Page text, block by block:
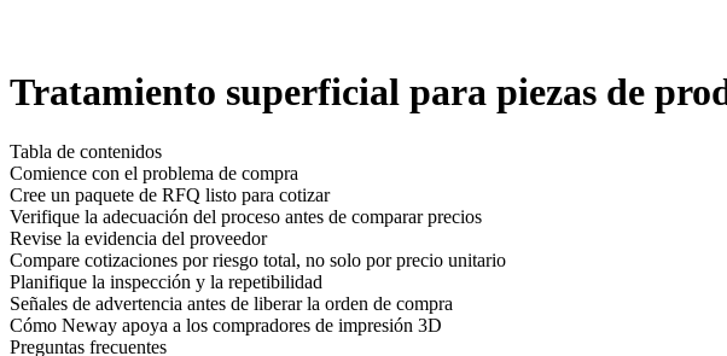
Tratamiento superficial para piezas de
Tabla de contenidos
Comience con el problema de compra
Cree un paquete de RFQ listo para cotizar
Verifique la adecuación del proceso antes de comparar precios
Revise la evidencia del proveedor
Compare cotizaciones por riesgo total, no solo por precio unitario
Planifique la inspección y la repetibilidad
Señales de advertencia antes de liberar la orden de compra
Cómo Neway apoya a los compradores de impresión 3D
Preguntas frecuentes